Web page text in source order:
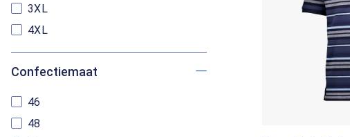
3XL
4XL
Confectiemaat
46
48